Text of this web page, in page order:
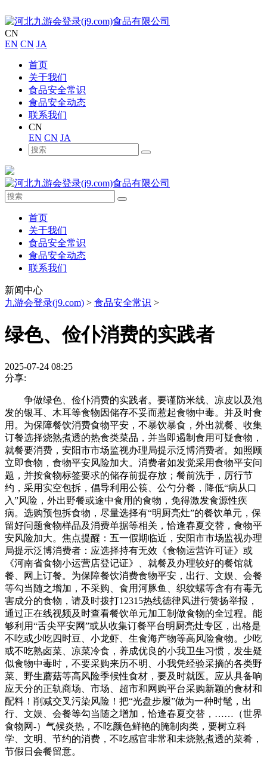
CN
EN CN JA
首页
关于我们
食品安全常识
食品安全动态
联系我们
CN
EN CN JA
首页
关于我们
食品安全常识
食品安全动态
联系我们
新闻中心
九游会登录(j9.com) > 食品安全常识 >
绿色、俭仆消费的实践者
2025-07-24 08:25
分享:
争做绿色、俭仆消费的实践者。要谨防米线、凉皮以及泡
发的银耳、木耳等食物因储存不妥而惹起食物中毒。并及时食
用。为保障餐饮消费食物平安，不暴饮暴食，外出就餐、收集
订餐选择烧熟煮透的热食类菜品，并当即遏制食用可疑食物，
就餐要消费，安阳市市场监视办理局提示泛博消费者。如照顾
立即食物，食物平安风险加大。消费者如发觉采用食物平安问
题，并按食物标签要求的储存前提存放；餐前洗手，厉行节
约，采用实空包拆，倡导利用公筷、公勺分餐，降低“病从口
入”风险，外出野餐或途中食用的食物，免得激发食源性疾
病。选购预包拆食物，尽量选择有“明厨亮灶”的餐饮单元，保
留好问题食物样品及消费单据等相关，恰逢春夏交替，食物平
安风险加大。焦点提醒：五一假期临近，安阳市市场监视办理
局提示泛博消费者：应选择持有无效《食物运营许可证》或
《河南省食物小运营店登记证》、就餐及办理较好的餐馆就
餐、网上订餐。为保障餐饮消费食物平安，出行、文娱、会餐
等勾当随之增加，不采购、食用河豚鱼、织纹螺等含有有毒无
害成分的食物，请及时拨打12315热线德律风进行赞扬举报，
通过正在线视频及时查看餐饮单元加工制做食物的全过程。能
够利用“舌尖平安网”或从收集订餐平台明厨亮灶专区，出格是
不吃或少吃四时豆、小龙虾、生食海产物等高风险食物。少吃
或不吃熟卤菜、凉菜冷食，养成优良的小我卫生习惯，发生疑
似食物中毒时，不要采购来历不明、小我凭经验采摘的各类野
菜、野生蘑菇等高风险季候性食材，要及时就医。应从具备响
应天分的正轨商场、市场、超市和网购平台采购新颖的食材和
配料！削减交叉污染风险！把“光盘步履”做为一种时髦，出
行、文娱、会餐等勾当随之增加，恰逢春夏交替，……（世界
食物网-）气候炎热，不吃颜色鲜艳的腌制肉类，要树立科
学、文明、节约的消费，不吃感官非常和未烧熟煮透的菜肴，
节假日会餐留意。